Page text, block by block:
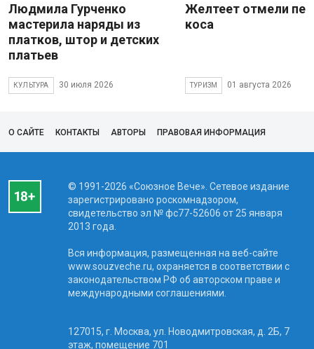
Людмила Гурченко
мастерила наряды из
платков, штор и детских
платьев
КУЛЬТУРА 30 июля 2026
Желтеет отмели
коса
ТУРИЗМ 01 августа 2026
О САЙТЕ КОНТАКТЫ АВТОРЫ ПРАВОВАЯ ИНФОРМАЦИЯ
© 1991-2026 «Союзное Вече». Сетевое издание
зарегистрировано роскомнадзором,
свидетельство эл № фc77-52606 от 25 января
2013 года.
Вся информация, размещенная на веб-сайте
www.souzveche.ru, охраняется в соответствии с
законодательством РФ об авторском праве и
международными соглашениями.
127015, г. Москва, ул. Новодмитровская, д. 2Б, 7
этаж, помещение 701